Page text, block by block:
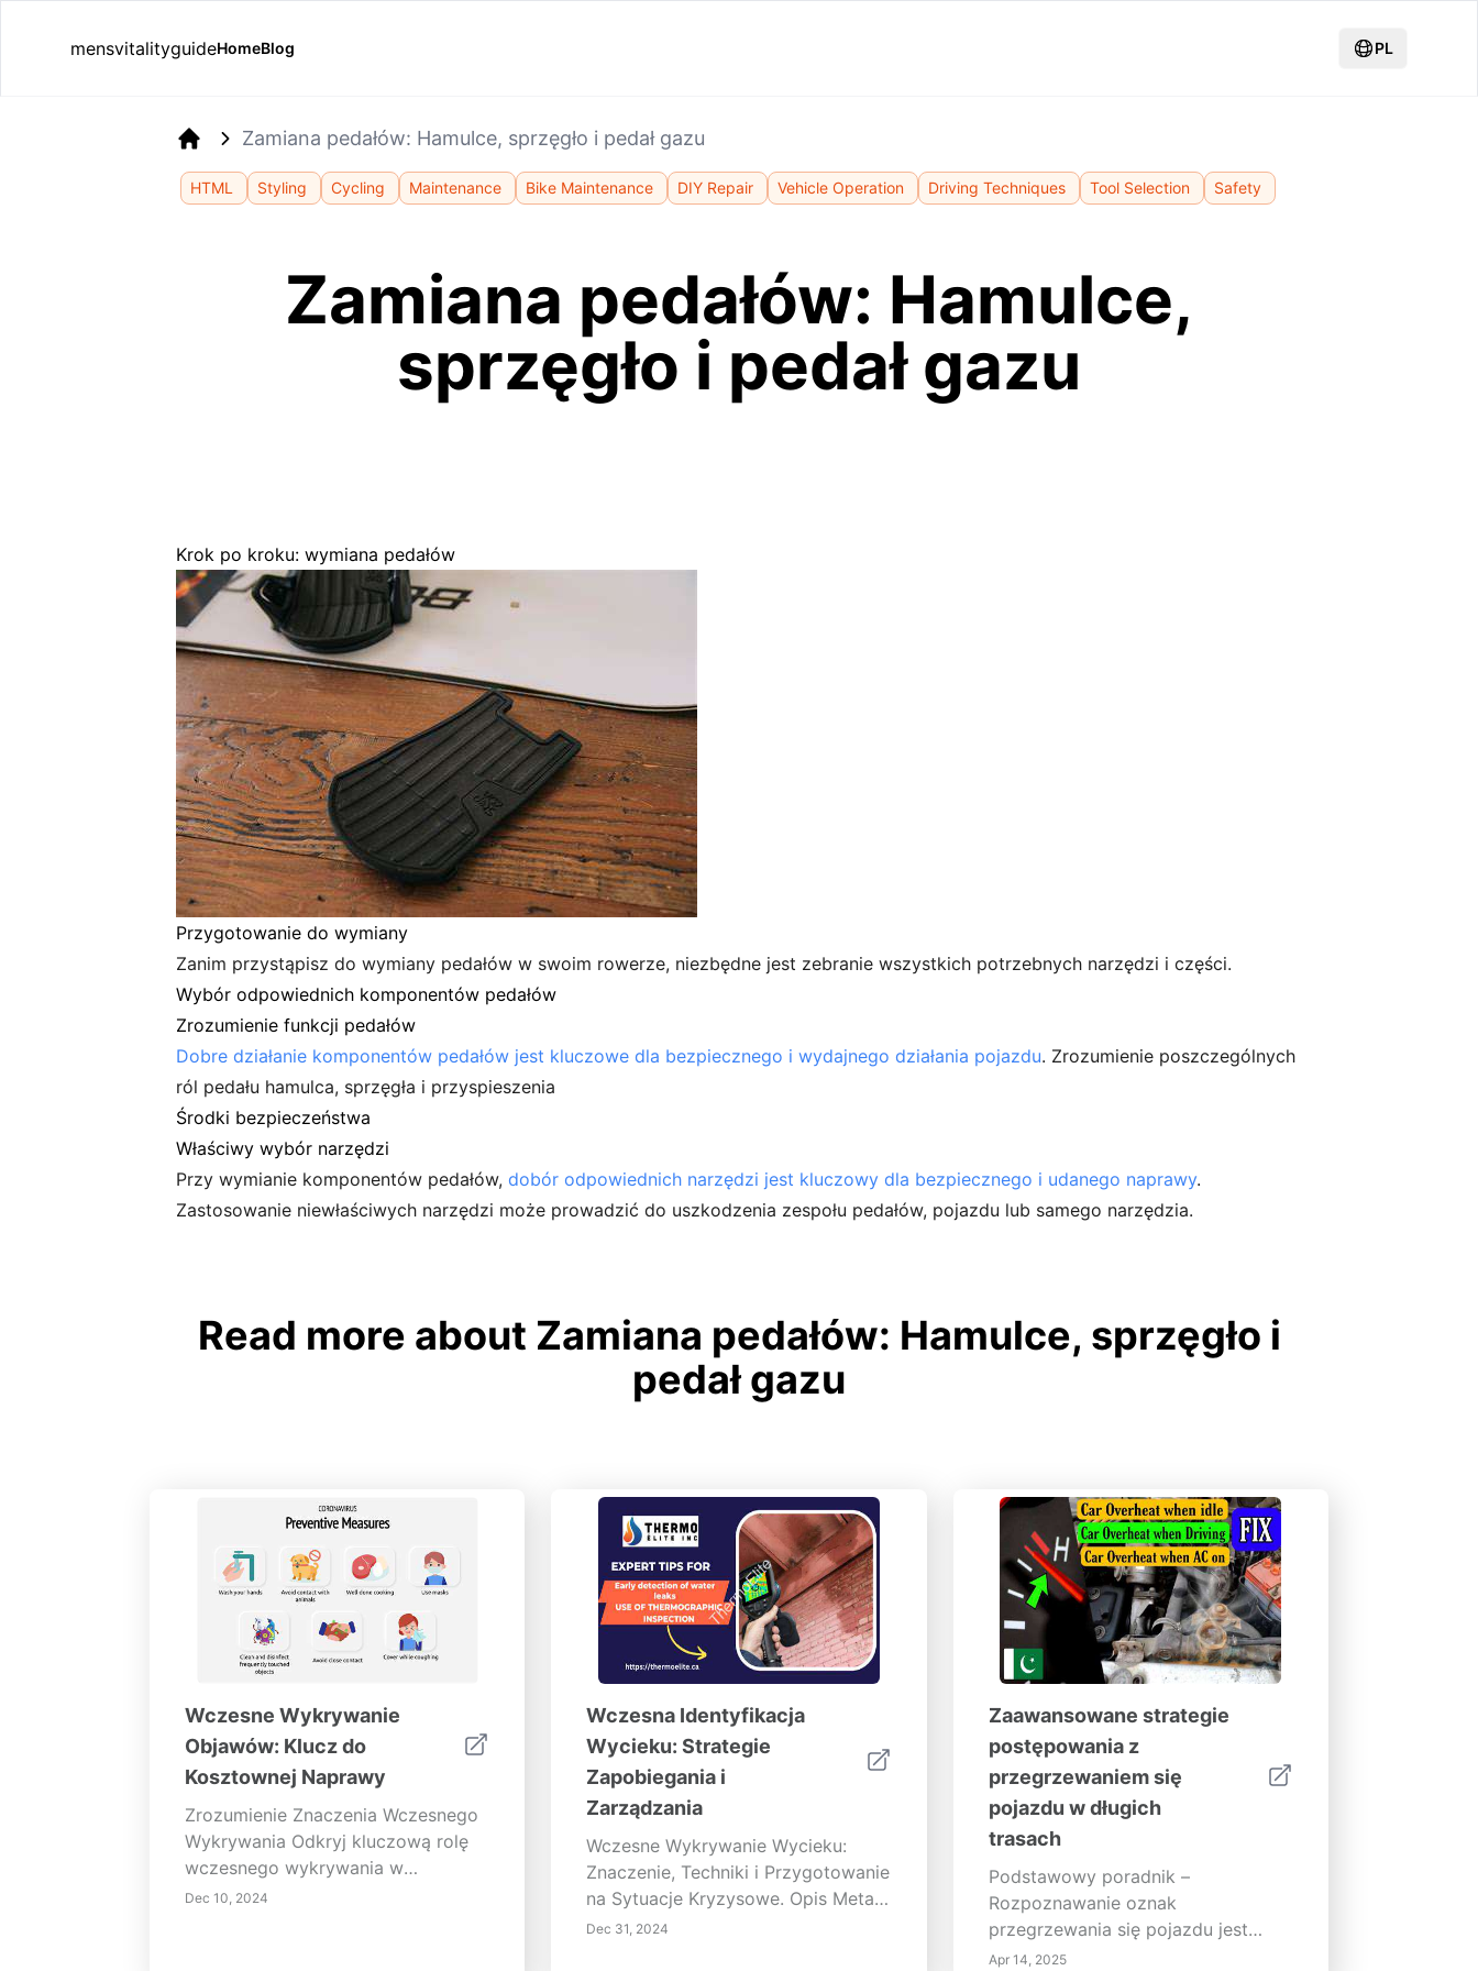
mensvitalityguideHomeBlog PL
Zamiana pedałów: Hamulce, sprzęgło i pedał gazu
HTML Styling Cycling Maintenance Bike Maintenance DIY Repair Vehicle Operation Driving Techniques Tool Selection Safety
Zamiana pedałów: Hamulce,
sprzęgło i pedał gazu
Krok po kroku: wymiana pedałów
Przygotowanie do wymiany
Zanim przystąpisz do wymiany pedałów w swoim rowerze, niezbędne jest zebranie wszystkich potrzebnych narzędzi i części.
Wybór odpowiednich komponentów pedałów
Zrozumienie funkcji pedałów
Dobre działanie komponentów pedałów jest kluczowe dla bezpiecznego i wydajnego działania pojazdu. Zrozumienie poszczególnych
ról pedału hamulca, sprzęgła i przyspieszenia
Środki bezpieczeństwa
Właściwy wybór narzędzi
Przy wymianie komponentów pedałów, dobór odpowiednich narzędzi jest kluczowy dla bezpiecznego i udanego naprawy.
Zastosowanie niewłaściwych narzędzi może prowadzić do uszkodzenia zespołu pedałów, pojazdu lub samego narzędzia.
Read more about Zamiana pedałów: Hamulce, sprzęgło i
pedał gazu
Wczesne Wykrywanie
Objawów: Klucz do
Kosztownej Naprawy
Zrozumienie Znaczenia Wczesnego
Wykrywania Odkryj kluczową rolę
wczesnego wykrywania w
konserwacji maszyn, opiece
Dec 10, 2024
Wczesna Identyfikacja
Wycieku: Strategie
Zapobiegania i
Zarządzania
Wczesne Wykrywanie Wycieku:
Znaczenie, Techniki i Przygotowanie
na Sytuacje Kryzysowe. Opis Meta:
Odkryj znaczenie wczesnego
Dec 31, 2024
Zaawansowane strategie
postępowania z
przegrzewaniem się
pojazdu w długich
trasach
Podstawowy poradnik –
Rozpoznawanie oznak
przegrzewania się pojazdu jest
kluczowe dla każdego kierowcy.
Apr 14, 2025